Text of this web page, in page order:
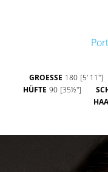
GROESSE 180 [5' 11'']
HÜFTE 90 [35½'']